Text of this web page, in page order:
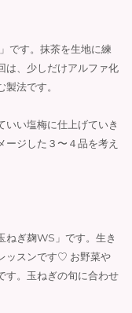
です。抹茶を生地に練
は、少しだけアルファ化
法です。
いい塩梅に仕上げていき
ージした３〜４品を考え
ねぎ麹WS」です。生き
ッスンです♡ お野菜や
す。玉ねぎの旬に合わせ